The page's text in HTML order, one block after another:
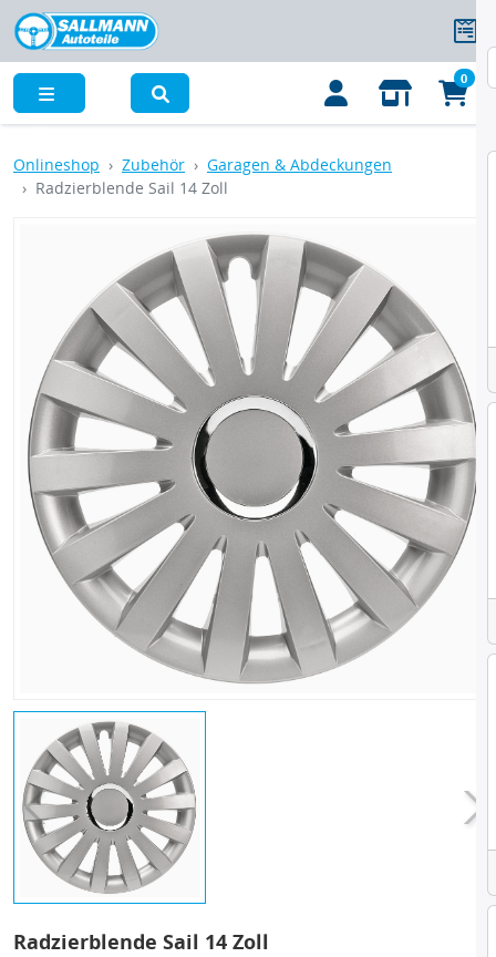
0
Onlineshop Zubehör
Garagen & Abdeckungen
Radzierblende Sail 14 Zoll
Radzierblende Sail 14 Zoll